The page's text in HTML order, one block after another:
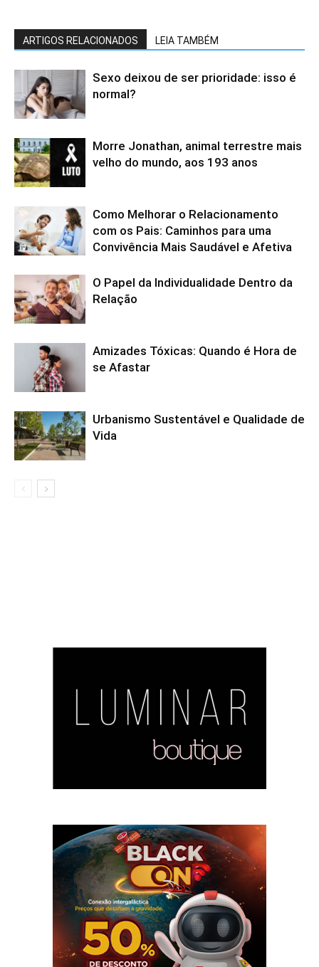
ARTIGOS RELACIONADOS LEIA TAMBÉM
Sexo deixou de ser prioridade: isso é
normal?
Morre Jonathan, animal terrestre mais
velho do mundo, aos 193 anos
Como Melhorar o Relacionamento
com os Pais: Caminhos para uma
Convivência Mais Saudável e Afetiva
O Papel da Individualidade Dentro da
Relação
Amizades Tóxicas: Quando é Hora de
se Afastar
Urbanismo Sustentável e Qualidade de
Vida